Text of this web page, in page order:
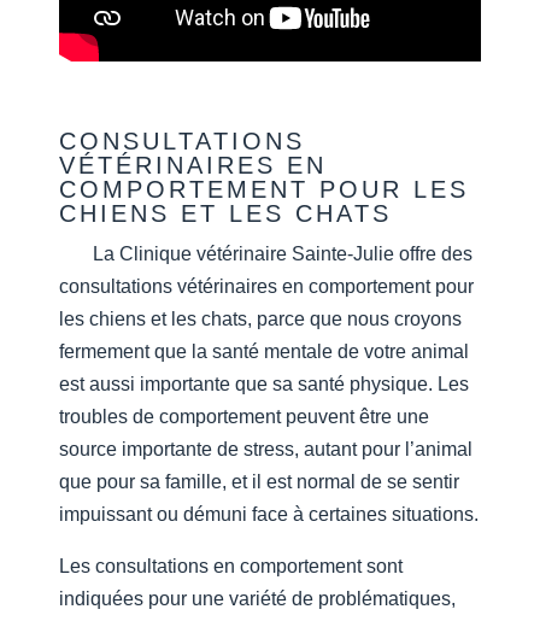
CONSULTATIONS
VÉTÉRINAIRES EN
COMPORTEMENT POUR LES
CHIENS ET LES CHATS
La Clinique vétérinaire Sainte-Julie offre des
consultations vétérinaires en comportement pour
les chiens et les chats, parce que nous croyons
fermement que la santé mentale de votre animal
est aussi importante que sa santé physique. Les
troubles de comportement peuvent être une
source importante de stress, autant pour l’animal
que pour sa famille, et il est normal de se sentir
impuissant ou démuni face à certaines situations.
Les consultations en comportement sont
indiquées pour une variété de problématiques,